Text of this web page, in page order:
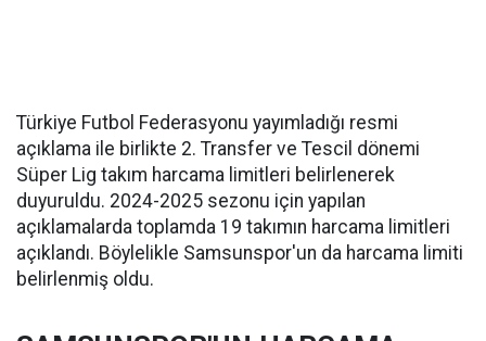
Türkiye Futbol Federasyonu yayımladığı resmi
açıklama ile birlikte 2. Transfer ve Tescil dönemi
Süper Lig takım harcama limitleri belirlenerek
duyuruldu. 2024-2025 sezonu için yapılan
açıklamalarda toplamda 19 takımın harcama limitleri
açıklandı. Böylelikle Samsunspor'un da harcama limiti
belirlenmiş oldu.